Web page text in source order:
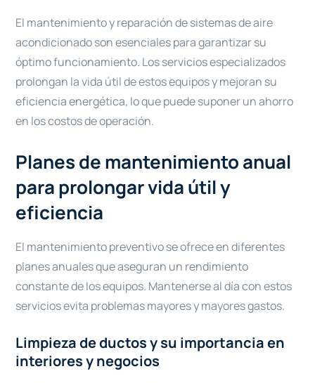
El mantenimiento y reparación de sistemas de aire
acondicionado son esenciales para garantizar su
óptimo funcionamiento. Los servicios especializados
prolongan la vida útil de estos equipos y mejoran su
eficiencia energética, lo que puede suponer un ahorro
en los costos de operación.
Planes de mantenimiento anual
para prolongar vida útil y
eficiencia
El mantenimiento preventivo se ofrece en diferentes
planes anuales que aseguran un rendimiento
constante de los equipos. Mantenerse al día con estos
servicios evita problemas mayores y mayores gastos.
Limpieza de ductos y su importancia en
interiores y negocios